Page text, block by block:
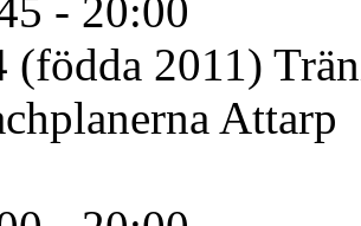
- 20:00
(födda 2011)
Attarp